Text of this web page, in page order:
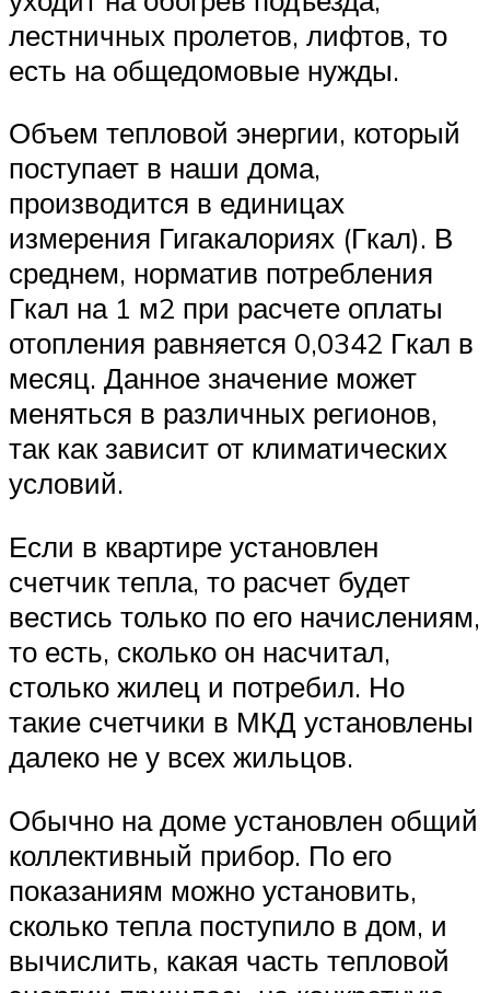
лестничных пролетов, лифтов, то
есть на общедомовые нужды.
Объем тепловой энергии, который
поступает в наши дома,
производится в единицах
измерения Гигакалориях (Гкал). В
среднем, норматив потребления
Гкал на 1 м2 при расчете оплаты
отопления равняется 0,0342 Гкал в
месяц. Данное значение может
меняться в различных регионов,
так как зависит от климатических
условий.
Если в квартире установлен
счетчик тепла, то расчет будет
вестись только по его начислениям,
то есть, сколько он насчитал,
столько жилец и потребил. Но
такие счетчики в МКД установлены
далеко не у всех жильцов.
Обычно на доме установлен общий
коллективный прибор. По его
показаниям можно установить,
сколько тепла поступило в дом, и
вычислить, какая часть тепловой